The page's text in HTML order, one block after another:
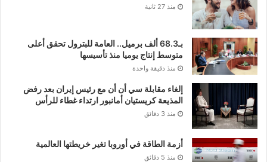
منذ 27 ثانية
بـ68.3 ألف برميل.. العامة للبترول تحقق أعلى
متوسط إنتاج يوميا منذ تأسيسها
منذ دقيقة واحدة
إلغاء مقابلة سي أن أن مع رئيس إيران بعد رفض
المذيعة كريستيان أمانبور ارتداء غطاء للرأس
منذ 3 دقائق
أزمة الطاقة في أوروبا تغير خريطتها العالمية
منذ 5 دقائق